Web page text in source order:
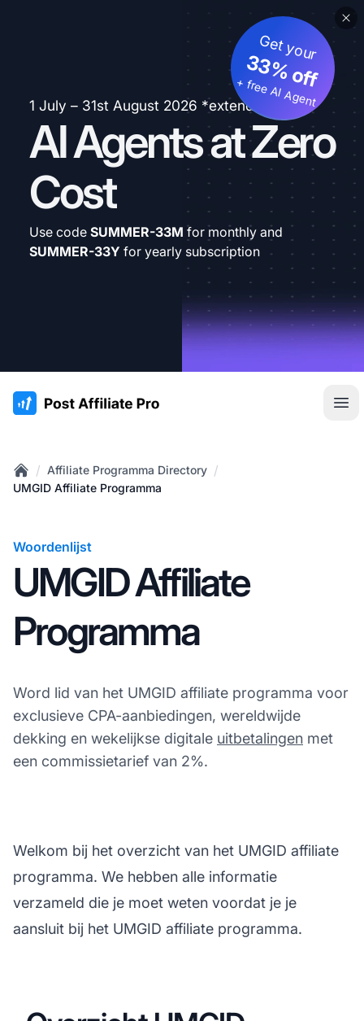
1 July – 31st August 2026 *extended
AI Agents at Zero
Cost
Get your
33% off
+ free AI Agent
Use code SUMMER-33M for monthly and
SUMMER-33Y for yearly subscription
:site.title
Home
/ Affiliate Programma Directory /
UMGID Affiliate Programma
Woordenlijst
UMGID Affiliate
Programma
Word lid van het UMGID affiliate programma voor
exclusieve CPA-aanbiedingen, wereldwijde
dekking en wekelijkse digitale uitbetalingen met
een commissietarief van 2%.
Welkom bij het overzicht van het UMGID affiliate
programma. We hebben alle informatie
verzameld die je moet weten voordat je je
aansluit bij het UMGID affiliate programma.